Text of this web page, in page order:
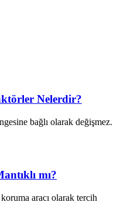
Nelerdir?
bağlı olarak değişmez.
mı?
koruma aracı olarak tercih